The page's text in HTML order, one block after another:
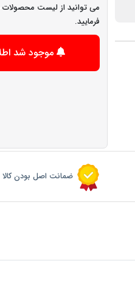
می توانید از لیست محصولات
فرمایید.
موجود شد
ضمانت اصل بودن کالا